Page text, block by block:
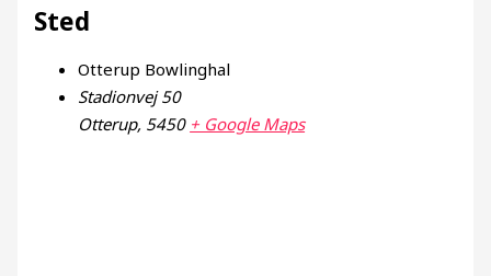
Sted
Otterup Bowlinghal
Stadionvej 50
Otterup, 5450 + Google Maps